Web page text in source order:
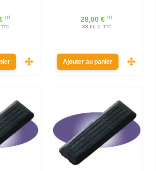
HT
TTC
28,00 € HT
33,60 € TTC
Ajouter au panier